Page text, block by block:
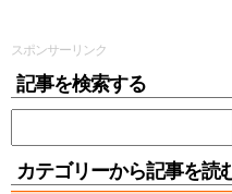
スポンサーリンク
記事を検索する
カテゴリーから記事を読